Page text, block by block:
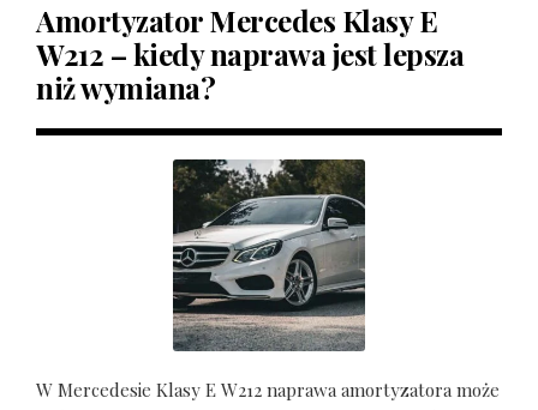
Amortyzator Mercedes Klasy E
W212 – kiedy naprawa jest lepsza
niż wymiana?
W Mercedesie Klasy E W212 naprawa amortyzatora może